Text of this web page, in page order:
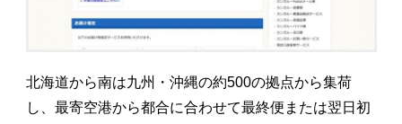
北海道から南は九州・沖縄の約500の拠点から集荷
し、最寄空港から都合に合わせて最終便または翌日初